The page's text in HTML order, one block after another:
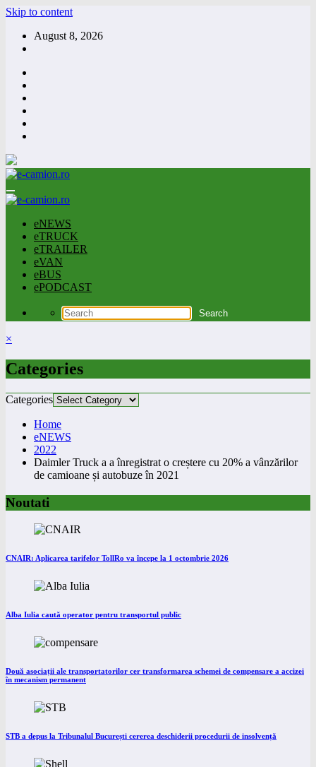
Skip to content
August 8, 2026
eNEWS
eTRUCK
eTRAILER
eVAN
eBUS
ePODCAST
×
Categories
Categories
Home
eNEWS
2022
Daimler Truck a a înregistrat o creștere cu 20% a vânzărilor
de camioane și autobuze în 2021
Noutati
CNAIR: Aplicarea tarifelor TollRo va începe la 1 octombrie 2026
Alba Iulia caută operator pentru transportul public
Două asociații ale transportatorilor cer transformarea schemei de compensare a accizei
în mecanism permanent
STB a depus la Tribunalul București cererea deschiderii procedurii de insolvență